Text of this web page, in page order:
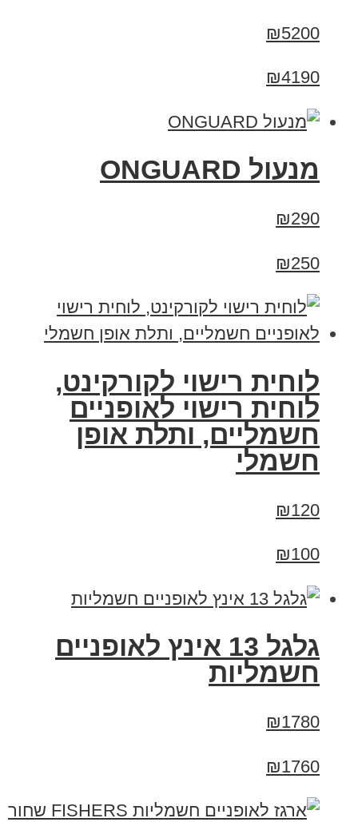
₪5200
₪4190
מנעול ONGUARD
₪290
₪250
לוחית רישוי לקורקינט,
לוחית רישוי לאופניים
חשמליים, ותלת אופן
חשמלי
₪120
₪100
גלגל 13 אינץ לאופניים
חשמליות
₪1780
₪1760